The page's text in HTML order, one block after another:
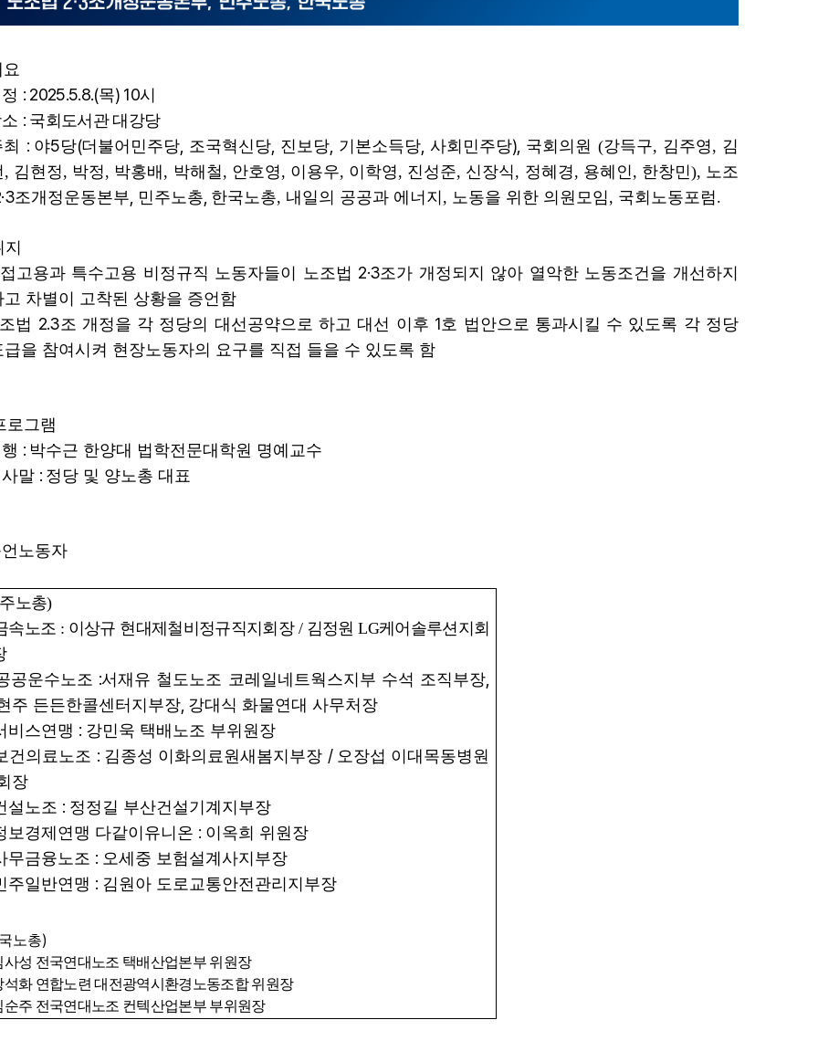
: 2025.5.8.(목) 10시
: 국회도서관 대강당
: 야5당(더불어민주당 조국혁신당 진보당 기본소득당 사회민주당), 국회의원 (강득구, 김주영, 김
, 김현정, 박정, 박홍배, 박해철 , 안호영, 이용우, 이학영, 진성준, 신장식, 정혜경, 용혜인 , 한창민), 노조
조개정운동본부 민주노총 한국노총, 내일의 공공과 에너지, 노동을 위한 의원모임, 국회노동포럼.
지
고용과 특수고용 비정규직 노동자들이 노조법 2·3조가 개정되지 않아 열악한 노동조건을 개선하지
고 차별이 고착된 상황을 증언함
법 2.3조 개정을 각 정당의 대선공약으로 하고 대선 이후 1호 법안으로 통과시킬 수 있도록 각 정당
급을 참여시켜 현장노동자의 요구를 직접 들을 수 있도록 함
로그램
: 박수근 한양대 법학전문대학원 명예교수
말 : 정당 및 양노총 대표
노동자
노총)
속노조 : 이상규 현대제철비정규직지회장 / 김정원LG케어솔루션지회
공운수노조 :서재유 철도노조 코레일네트웍스지부 수석 조직부장,
주 든든한콜센터지부장, 강대식 화물연대 사무처장
비스연맹 : 강민욱 택배노조 부위원장
건의료노조 : 김종성 이화의료원새봄지부장 / 오장섭 이대목동병원
장
설노조 : 정정길 부산건설기계지부장
보경제연맹 다같이유니온 : 이옥희 위원장
무금융노조 : 오세중 보험설계사지부장
주일반연맹 : 김원아 도로교통안전관리지부장
노총)
사성 전국연대노조 택배산업본부 위원장
석화 연합노련 대전광역시환경노동조합 위원장
순주 전국연대노조 컨텍산업본부 부위원장